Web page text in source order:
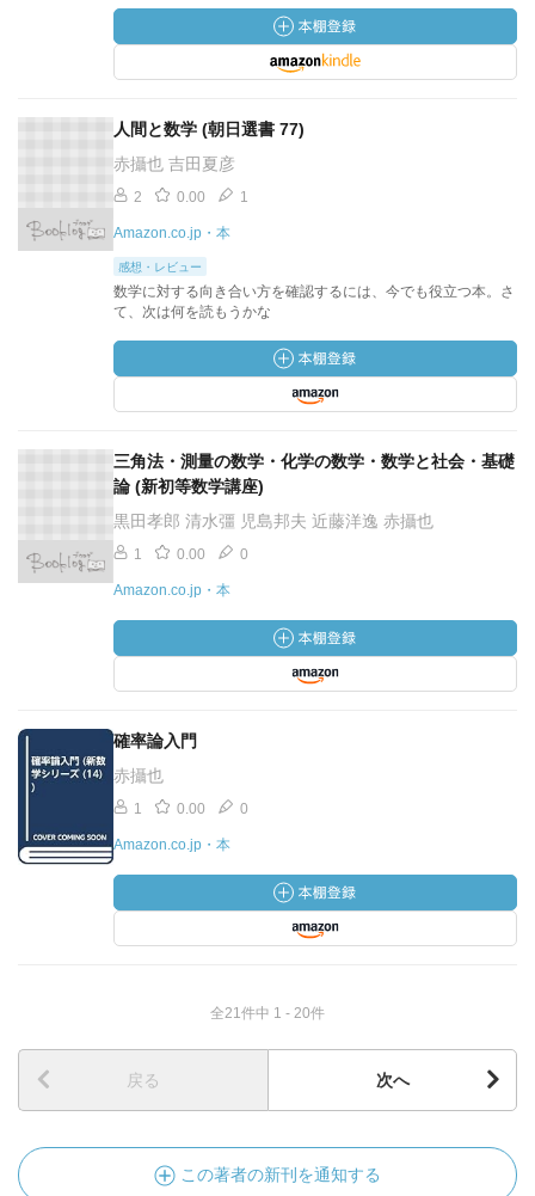
人間と数学 (朝日選書 77)
赤攝也 吉田夏彦
2 0.00 1
Amazon.co.jp・本
感想・レビュー
数学に対する向き合い方を確認するには、今でも役立つ本。さ
て、次は何を読もうかな
三角法・測量の数学・化学の数学・数学と社会・基礎
論 (新初等数学講座)
黒田孝郎 清水彊 児島邦夫 近藤洋逸 赤攝也
1 0.00 0
Amazon.co.jp・本
確率論入門
赤攝也
1 0.00 0
Amazon.co.jp・本
全21件中 1 - 20件
戻る 次へ
この著者の新刊を通知する